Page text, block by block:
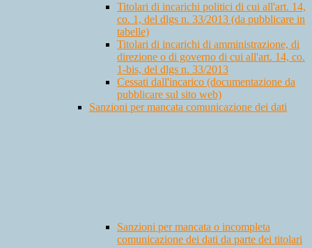
Titolari di incarichi politici di cui all'art. 14,
co. 1, del dlgs n. 33/2013 (da pubblicare in
tabelle)
Titolari di incarichi di amministrazione, di
direzione o di governo di cui all'art. 14, co.
1-bis, del dlgs n. 33/2013
Cessati dall'incarico (documentazione da
pubblicare sul sito web)
Sanzioni per mancata comunicazione dei dati
Sanzioni per mancata o incompleta
comunicazione dei dati da parte dei titolari